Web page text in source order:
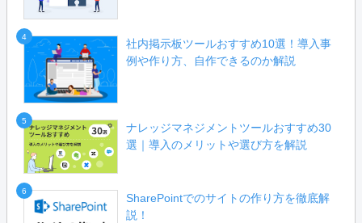
4
社内掲示板ツールおすすめ10選！導入事
例や作り方、自作できるのか解説
5
ナレッジマネジメントツールおすすめ30
選｜導入のメリットや選び方を解説
6
SharePointでのサイトの作り方を徹底解
説！